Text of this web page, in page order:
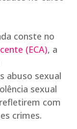
conste no
(ECA), a
abuso sexual
sexual
com
crimes.